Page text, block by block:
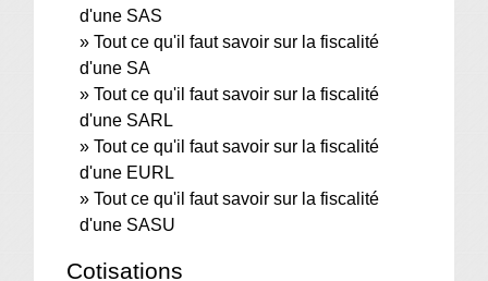
d'une SAS
Tout ce qu'il faut savoir sur la fiscalité
d'une SA
Tout ce qu'il faut savoir sur la fiscalité
d'une SARL
Tout ce qu'il faut savoir sur la fiscalité
d'une EURL
Tout ce qu'il faut savoir sur la fiscalité
d'une SASU
Cotisations